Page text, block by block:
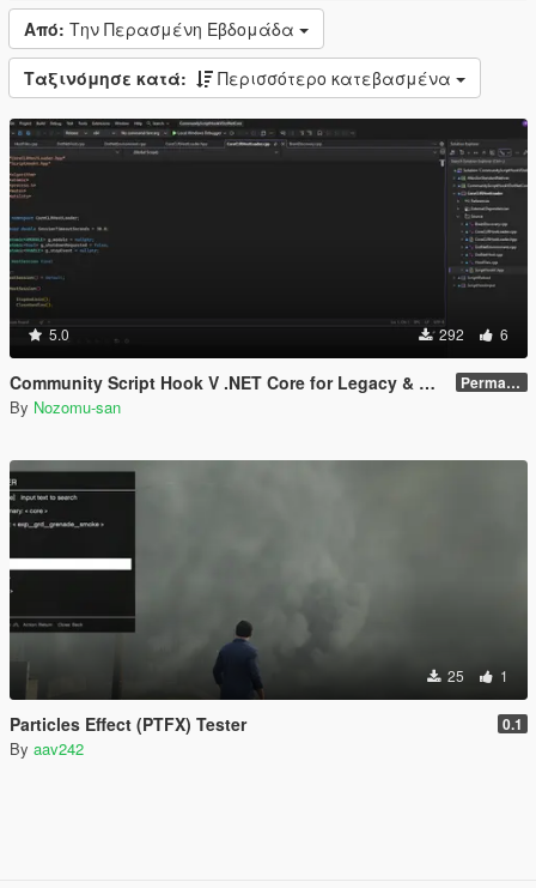
Από: Την Περασμένη Εβδομάδα
Ταξινόμησε κατά: Περισσότερο κατεβασμένα
5.0 292 6
Community Script Hook V .NET Core for Legacy & Enhanced [ .NET Core ] Permanent Link
By Nozomu-san
25 1
Particles Effect (PTFX) Tester 0.1
By aav242